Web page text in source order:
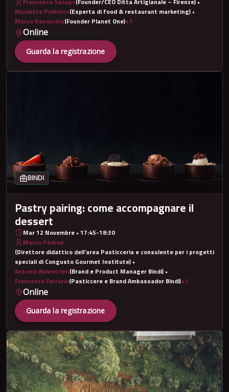
Nicoletta Polliotto(Esperta di food & restaurant marketing) •
Marco Ranocchia(Founder Planet One)+1
Online
Guarda la registrazione
BINDI
Pastry pairing: come accompagnare il
dessert
Mar 12 Novembre • 17:45-18:30
Marco Pedron
(Direttore didattico dell’area Pasticceria e consulente per i progetti
speciali di Congusto Gourmet Institute) •
Antonio Balestrieri(Brand e Product Manager Bindi) •
Francesco Ferrario(Pasticcere e Brand Ambassador Bindi)+1
Online
Guarda la registrazione